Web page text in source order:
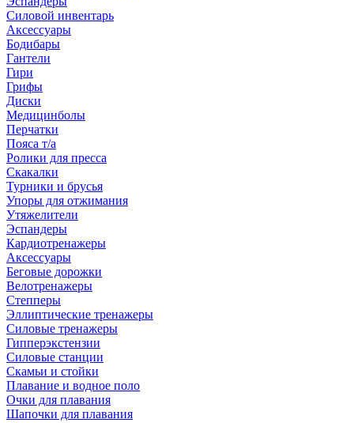
Силовой инвентарь
Аксессуары
Бодибары
Гантели
Гири
Грифы
Диски
Медицинболы
Перчатки
Пояса т/а
Ролики для пресса
Скакалки
Турники и брусья
Упоры для отжимания
Утяжелители
Эспандеры
Кардиотренажеры
Аксессуары
Беговые дорожки
Велотренажеры
Степперы
Эллиптические тренажеры
Силовые тренажеры
Гипперэкстензии
Силовые станции
Скамьи и стойки
Плавание и водное поло
Очки для плавания
Шапочки для плавания